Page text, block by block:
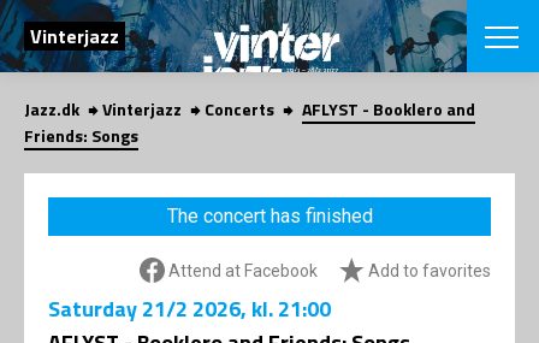
SEARCH
Vinterjazz
Danish
CHOOSE
VINTERJAZZ
Themes
LOCATIONS
Jazz.dk Vinterjazz Concerts
AFLYST - Booklero and
Friends: Songs
The concert has finished
Attend at Facebook Add to favorites
Saturday21/2 2026, kl. 21:00